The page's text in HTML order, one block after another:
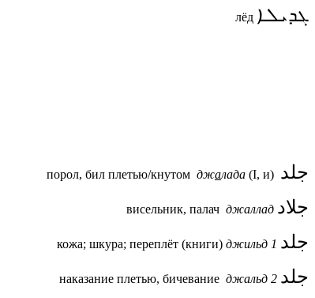
лёд ܓܕܝܠܐ
порол, бил плетью/кнутом джалада (I, и) جلد
висельник, палач джаллад جلاد
кожа; шкура; переплёт (книги) джильд 1 جلد
наказание плетью, бичевание джальд 2 جلد